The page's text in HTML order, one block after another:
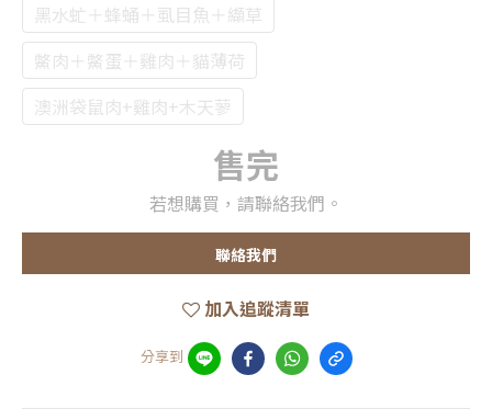
黑水虻＋蜂蛹＋虱目魚＋纈草
鱉肉＋鱉蛋＋雞肉＋貓薄荷
澳洲袋鼠肉+雞肉+木天蓼
售完
若想購買，請聯絡我們。
聯絡我們
加入追蹤清單
分享到